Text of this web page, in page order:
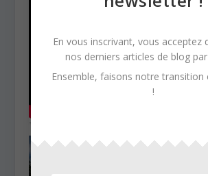
En vous inscrivant, vous acceptez
nos derniers articles de blog
Ensemble, faisons notre transition
!